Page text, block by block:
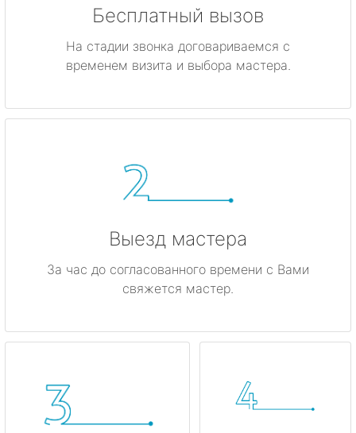
Бесплатный вызов
На стадии звонка договариваемся с
временем визита и выбора мастера.
Выезд мастера
За час до согласованного времени с Вами
свяжется мастер.